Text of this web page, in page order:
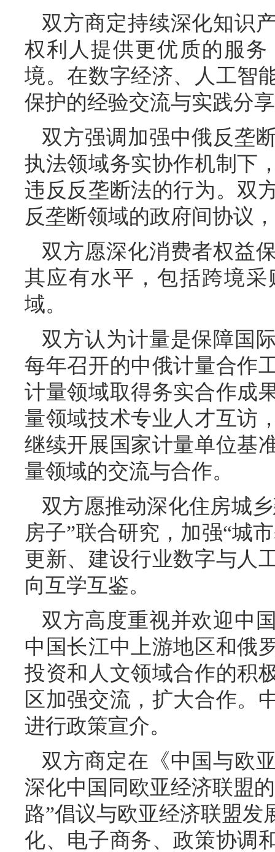
双方商定持续深化知识
权利人提供更优质的服
境。在数字经济、人工智
保护的经验交流与实践分
双方强调加强中俄反垄
执法领域务实协作机制下
违反反垄断法的行为。双
反垄断领域的政府间协议
双方愿深化消费者权益
其应有水平，包括跨境
域。
双方认为计量是保障国
每年召开的中俄计量合作
计量领域取得务实合作成
量领域技术专业人才互访
继续开展国家计量单位基
量领域的交流与合作。
双方愿推动深化住房城
房子”联合研究，加强“城
更新、建设行业数字与人
向互学互鉴。
双方高度重视并欢迎中
中国长江中上游地区和俄
投资和人文领域合作的积
区加强交流，扩大合作。
进行政策宣介。
双方商定在《中国与欧
深化中国同欧亚经济联盟
路”倡议与欧亚经济联盟
化、电子商务、政策协调